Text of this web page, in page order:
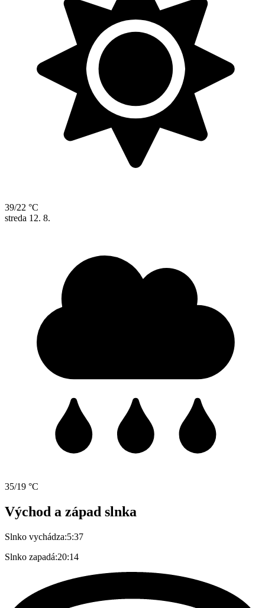
39/22 °C
streda 12. 8.
35/19 °C
Východ a západ slnka
Slnko vychádza:5:37
Slnko zapadá:20:14